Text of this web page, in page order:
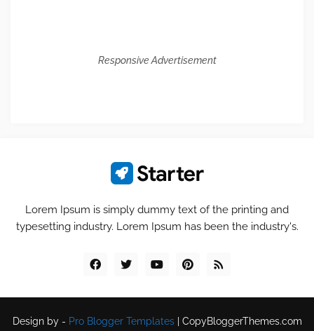
Responsive Advertisement
Lorem Ipsum is simply dummy text of the printing and
typesetting industry. Lorem Ipsum has been the industry's.
Design by - Pro Blogger Templates| CopyBloggerThemes.com